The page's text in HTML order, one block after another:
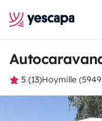
5 (13)Hoymille